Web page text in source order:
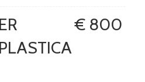
€ 800